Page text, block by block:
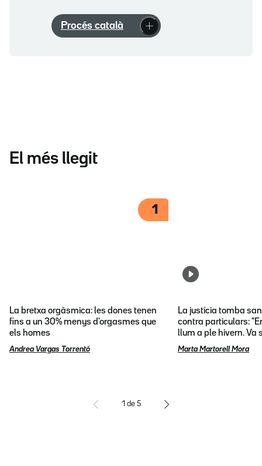
Procés català
El més llegit
1
La bretxa orgàsmica: les dones tenen
fins a un 30% menys d'orgasmes que
els homes
Andrea Vargas Torrentó
La justícia tomba
contra particulars:
llum a ple hivern. Va
Marta Martorell Mora
1 de 5